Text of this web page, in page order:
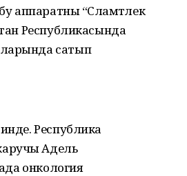
аппаратны “Сәламәтлек
Республикасында
сатып
Республика
Адель
онкология